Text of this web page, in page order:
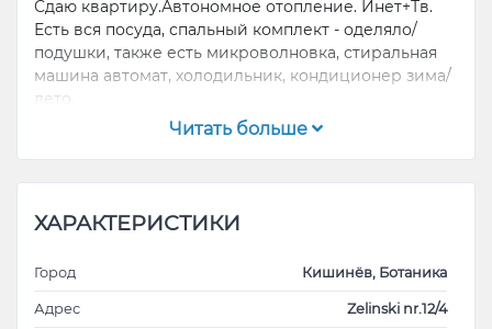
Сдаю квартиру.Автономное отопление. Инет+Тв.
Есть вся посуда, спальный комплект - оделяло/
подушки, также есть микроволновка, стиральная
машина автомат, холодильник, кондиционер зима/
лето.
Читать больше
ХАРАКТЕРИСТИКИ
Город Кишинёв, Ботаника
Адрес Zelinski nr.12/4